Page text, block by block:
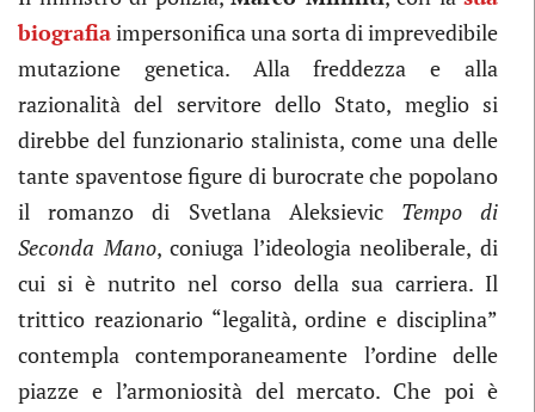
biografiaimpersonifica una sorta di imprevedibile
mutazione genetica. Alla freddezza e alla
razionalità del servitore dello Stato, meglio si
direbbe del funzionario stalinista, come una delle
tante spaventose figure di burocrate che popolano
il romanzo di Svetlana Aleksievic Tempo di
Seconda Mano, coniuga l’ideologia neoliberale, di
cui si è nutrito nel corso della sua carriera. Il
trittico reazionario “legalità, ordine e disciplina”
contempla contemporaneamente l’ordine delle
piazze e l’armoniosità del mercato. Che poi è